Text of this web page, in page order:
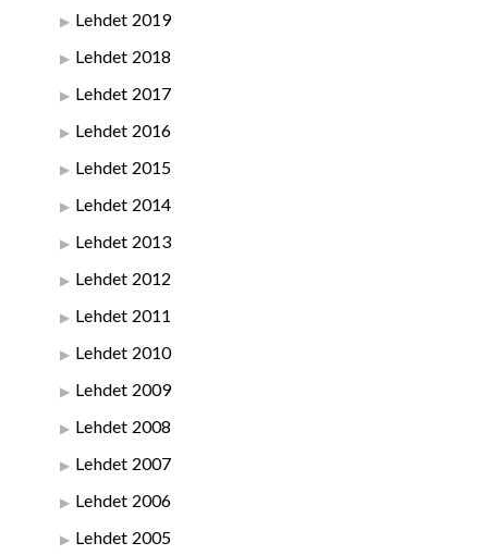
Lehdet 2019
Lehdet 2018
Lehdet 2017
Lehdet 2016
Lehdet 2015
Lehdet 2014
Lehdet 2013
Lehdet 2012
Lehdet 2011
Lehdet 2010
Lehdet 2009
Lehdet 2008
Lehdet 2007
Lehdet 2006
Lehdet 2005